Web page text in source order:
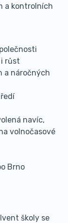
a kontrolních
i růst
a náročných
navíc,
volnočasové
Brno
školy se